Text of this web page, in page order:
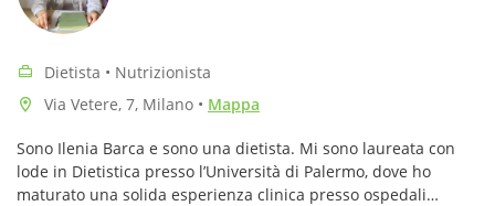
Dietista • Nutrizionista
Via Vetere, 7, Milano • Mappa
Sono Ilenia Barca e sono una dietista. Mi sono laureata con
lode in Dietistica presso l’Università di Palermo, dove ho
maturato una solida esperienza clinica presso ospedali